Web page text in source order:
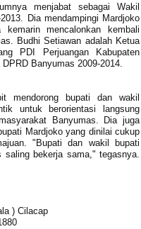
menjabat sebagai Wakil
Dia mendampingi Mardjoko
kemarin mencalonkan kembali
Budhi Setiawan adalah Ketua
PDI Perjuangan Kabupaten
DPRD Banyumas 2009-2014.
mendorong bupati dan wakil
untuk berorientasi langsung
Banyumas. Dia juga
Mardjoko yang dinilai cukup
"Bupati dan wakil bupati
saling bekerja sama," tegasnya.
) Cilacap